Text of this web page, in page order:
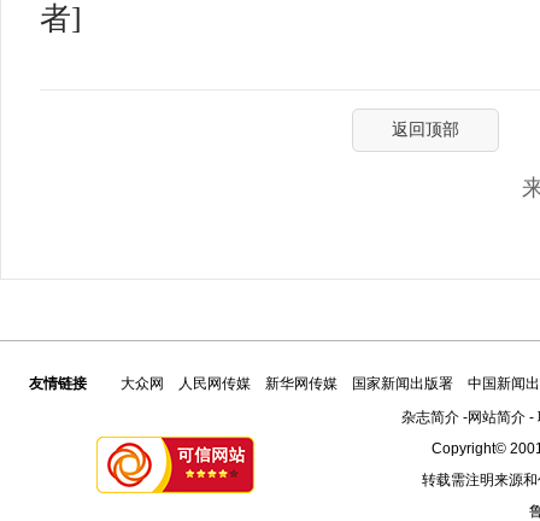
者]
返回顶部
友情链接 大众网 人民网传媒 新华网传媒 国家新闻出版署
中国新闻
杂志简介-网站简介-
Copyright©
转载需注明来源